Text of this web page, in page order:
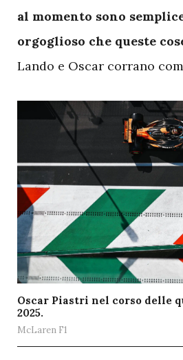
al momento sono
orgoglioso che queste
Lando e Oscar corrano
Oscar Piastri nel corso delle
2025.
McLaren F1